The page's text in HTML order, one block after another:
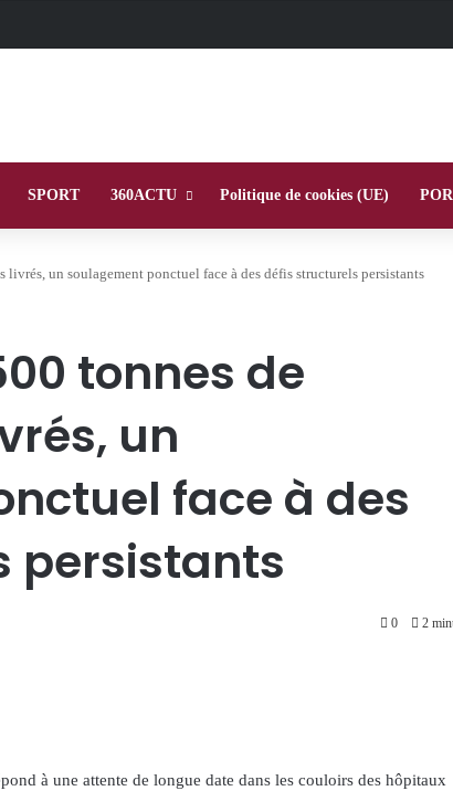
SPORT 360ACTU Politique de cookies (UE)
livrés, un soulagement ponctuel face à des défis structurels persistants
tonnes de
un
face à des
persistants
0 2
à une attente de longue date dans les couloirs des hôpitaux